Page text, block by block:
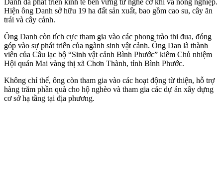
Hiện ông Danh sở hữu 19 ha đất sản xuất, bao gồm cao su, cây ăn
trái và cây cảnh.
Ông Danh còn tích cực tham gia vào các phong trào thi đua, đóng
góp vào sự phát triển của ngành sinh vật cảnh. Ông Dan là thành
viên của Câu lạc bộ “Sinh vật cảnh Bình Phước” kiêm Chủ nhiệm
Hội quán Mai vàng thị xã Chơn Thành, tỉnh Bình Phước.
Không chỉ thế, ông còn tham gia vào các hoạt động từ thiện, hỗ trợ
hàng trăm phần quà cho hộ nghèo và tham gia các dự án xây dựng
cơ sở hạ tầng tại địa phương.